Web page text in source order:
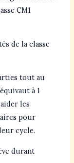
CM1
de la classe
tout au
à 1
les
pour
cycle.
durant